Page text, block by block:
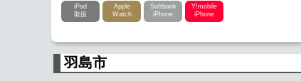
iPad
取扱
Apple
Watch
Softbank
iPhone
Y!mobile
iPhone
羽島市